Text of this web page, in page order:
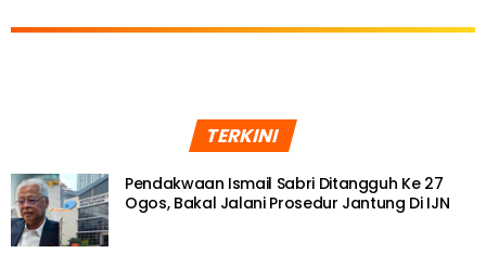
TERKINI
Pendakwaan Ismail Sabri Ditangguh Ke 27
Ogos, Bakal Jalani Prosedur Jantung Di IJN